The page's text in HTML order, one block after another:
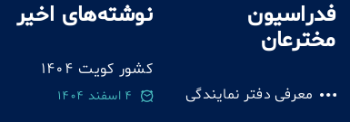
فدراسیون
مخترعان
معرفی دفتر نمایندگی
نوشته‌های اخیر
کشور کویت 1404
4 اسفند 1404